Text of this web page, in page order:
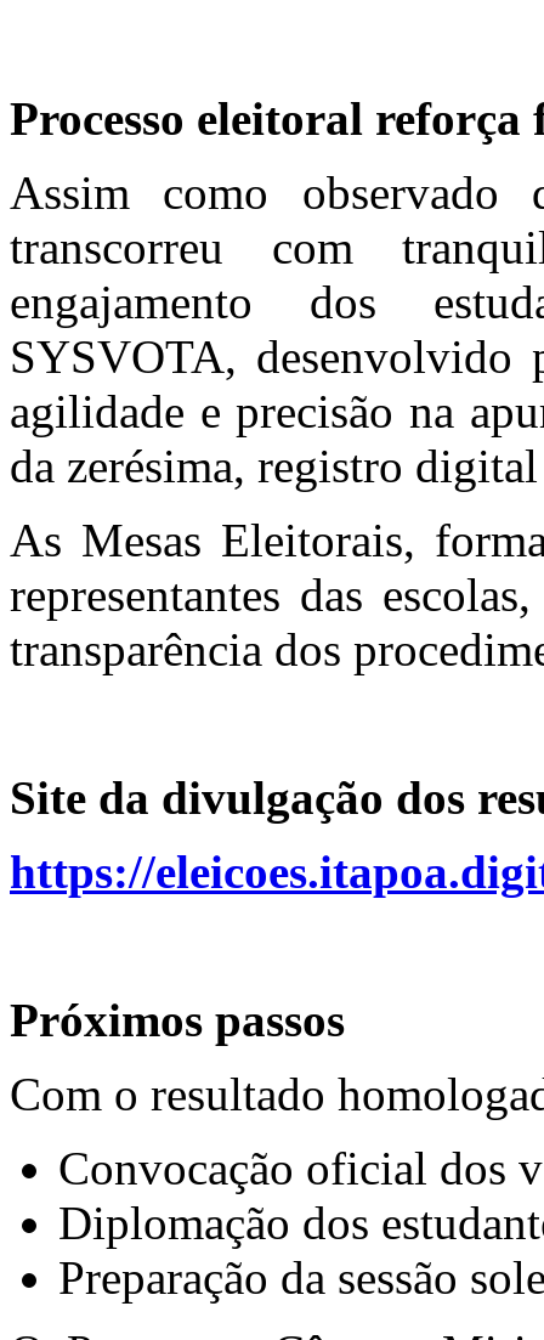
Processo eleitoral reforça
Assim como observado
transcorreu com
engajamento dos
SYSVOTA, desenvolvido
agilidade e precisão na
da zerésima, registro
As Mesas Eleitorais,
representantes das
transparência dos
Site da divulgação dos
https://
Próximos passos
Com o resultado
Convocação oficial dos
Diplomação dos
Preparação da sessão